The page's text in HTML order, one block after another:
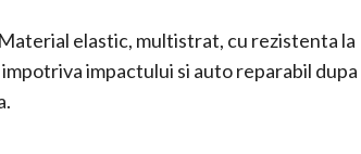
elastic, multistrat, cu rezistenta la
impactului si auto reparabil dupa